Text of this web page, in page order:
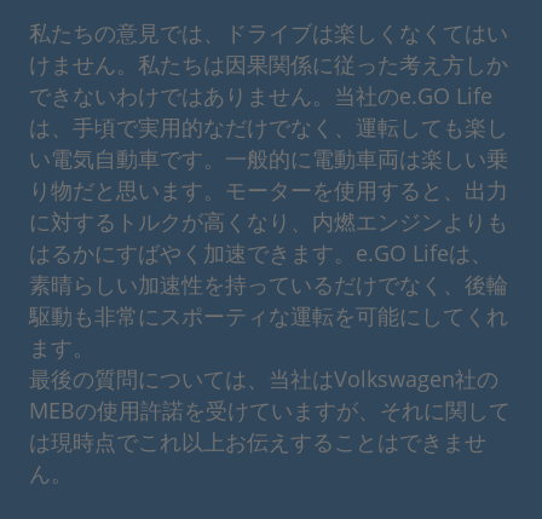
私たちの意見では、ドライブは楽しくなくてはい
けません。私たちは因果関係に従った考え方しか
できないわけではありません。当社のe.GO Life
は、手頃で実用的なだけでなく、運転しても楽し
い電気自動車です。一般的に電動車両は楽しい乗
り物だと思います。モーターを使用すると、出力
に対するトルクが高くなり、内燃エンジンよりも
はるかにすばやく加速できます。e.GO Lifeは、
素晴らしい加速性を持っているだけでなく、後輪
駆動も非常にスポーティな運転を可能にしてくれ
ます。
最後の質問については、当社はVolkswagen社の
MEBの使用許諾を受けていますが、それに関して
は現時点でこれ以上お伝えすることはできませ
ん。